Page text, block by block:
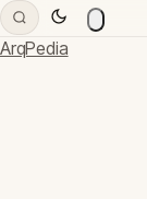
ArqPedia